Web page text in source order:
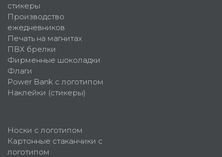
стикеры
Производство
ежедневников
Печать на магнитах
ПВХ брелки
Фирменные шоколадки
Флаги
Power Bank с логотипом
Наклейки (стикеры)
Носки с логотипом
Картонные стаканчики с
логотипом